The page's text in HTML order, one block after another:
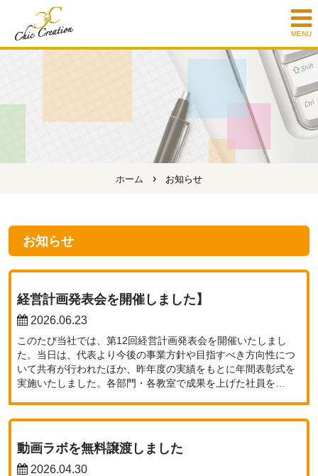
MENU
ホーム › お知らせ
お知らせ
経営計画発表会を開催しました】
2026.06.23
このたび当社では、第12回経営計画発表会を開催いたしまし
た。当日は、代表より今後の事業方針や目指すべき方向性につ
いて共有が行われたほか、昨年度の実績をもとに年間表彰式を
実施いたしました。各部門・各教室で成果を上げた社員を…
動画ラボを無料譲渡しました
2026.04.30